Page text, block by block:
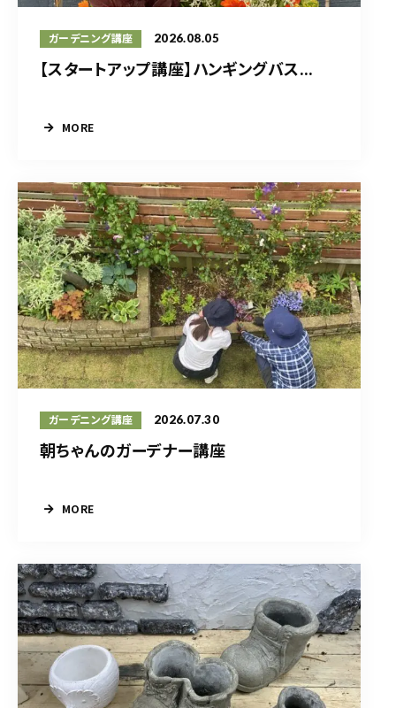
ガーデニング講座 2026.08.05
【スタートアップ講座】ハンギングバス...
MORE
ガーデニング講座 2026.07.30
朝ちゃんのガーデナー講座
MORE